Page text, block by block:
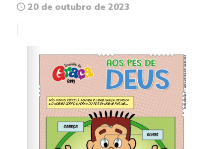
20 de outubro de 2023